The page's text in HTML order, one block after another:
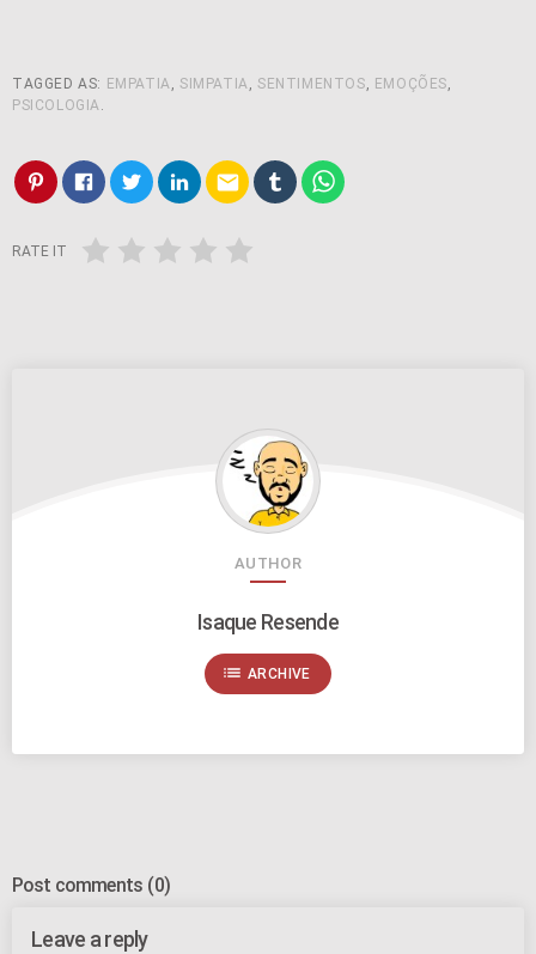
TAGGED AS: EMPATIA, SIMPATIA, SENTIMENTOS, EMOÇÕES,
PSICOLOGIA.
email
RATE IT
AUTHOR
Isaque Resende
list ARCHIVE
Post comments (0)
Leave a reply